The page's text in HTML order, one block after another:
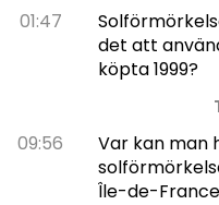
01:47
det att
köpta 1999?
09:56
Var kan man
Île-de-